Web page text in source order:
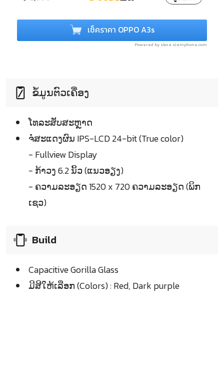
เช็คราคา OPPO A3s
Powered by store.siamphone.com
ຂໍ້ມູນຕົວເຄື່ອງ
ໂທລະສັບສະຫຼາດ
ຈໍໍສະແດງຜົນ IPS-LCD 24-bit (True color)
- Fullview Display
- ກ້າວງ 6.2 ນິ້ວ (ແນວອຽງ)
- ຄວາມລະອຽດ 1520 x 720 ຄວາມລະອຽດ (ພິກ
ເຊວ)
Build
Capacitive Gorilla Glass
ມີສີໃຫ້ເລືອກ (Colors) : Red, Dark purple